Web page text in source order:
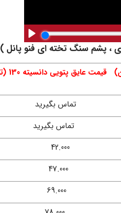
، پشم سنگ تخته ای فنو پانل )
تماس بگیرید
تماس بگیرید